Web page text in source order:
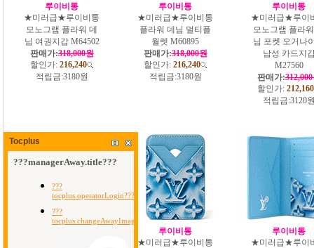
루이비통
★미러급★루이비통
모노그램 플라워 데
님 여권지갑 M64502
판매가:318,000원
할인가: 216,240
적립금:3180원
루이비통
★미러급★루이비통
플라워 데님 멀티플
월렛 M60895
판매가:318,000원
할인가: 216,240
적립금:3180원
루이비통
★미러급★루이
모노그램 플라
님 포켓 오거나
남성 카드지
M27560
판매가:
할인가: 212,160
적립금:3120
루이비통
★미러급★루이비통
루이비통
★미러급★루이
Tocplus